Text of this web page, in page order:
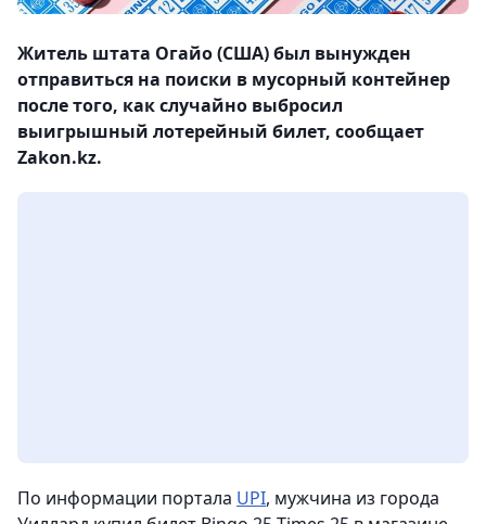
Житель штата Огайо (США) был вынужден
отправиться на поиски в мусорный контейнер
после того, как случайно выбросил
выигрышный лотерейный билет, сообщает
Zakon.kz.
По информации портала UPI, мужчина из города